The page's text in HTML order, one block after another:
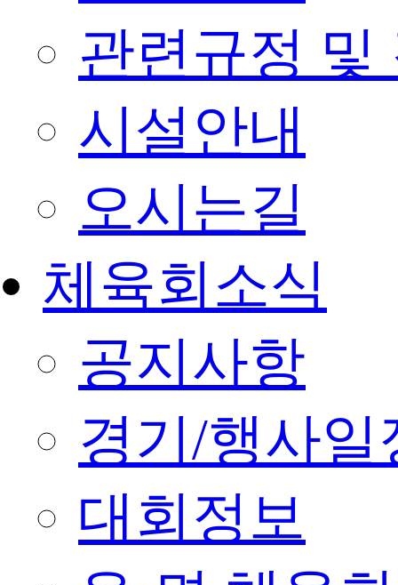
관련규정 및
시설안내
오시는길
체육회소식
공지사항
경기/행사일
대회정보